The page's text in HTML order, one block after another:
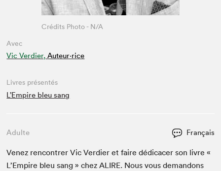
Avec
Vic Verdier, Auteur·rice
Crédits Photo - N/A
Livres présentés
L’Empire bleu sang
Adulte Français
Venez ren­con­tr­er Vic Verdier et faire dédi­cac­er son livre «
L’Empire bleu sang » chezALIRE. Nous vous deman­dons